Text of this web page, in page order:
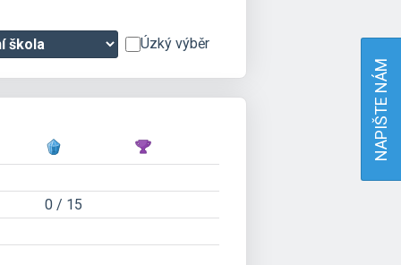
Úzký výběr
0 / 15
NAPIŠTE NÁM